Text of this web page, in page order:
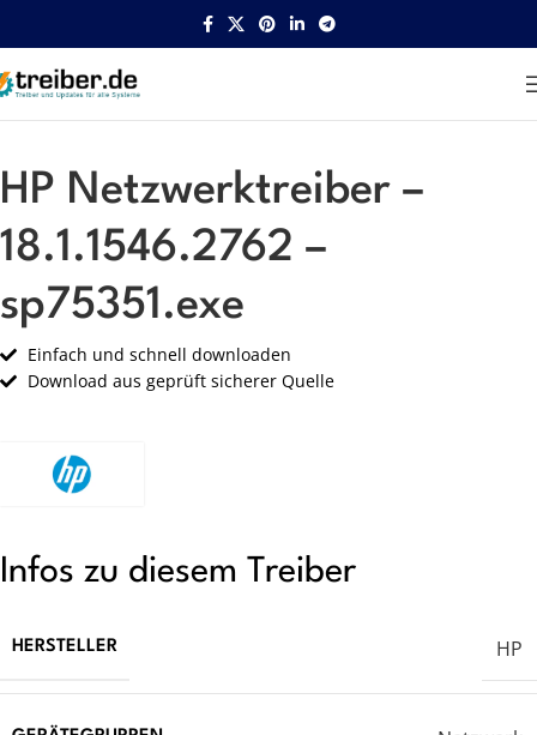
Startseite HP Netzwerk
HP Netzwerktreiber –
18.1.1546.2762 –
sp75351.exe
Einfach und schnell downloaden
Download aus geprüft sicherer Quelle
Infos zu diesem Treiber
HERSTELLER HP